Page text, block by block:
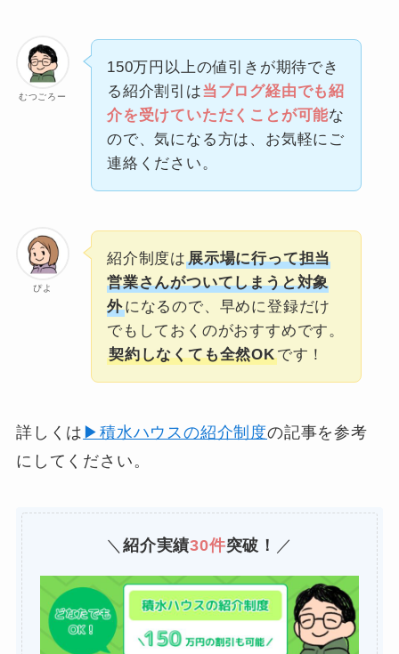
むつごろー
150万円以上の値引きが期待でき
る紹介割引は当ブログ経由でも紹
介を受けていただくことが可能な
ので、気になる方は、お気軽にご
連絡ください。
ぴよ
紹介制度は 展示場に行って担当
営業さんがついてしまうと対象
外になるので、早めに登録だけ
でもしておくのがおすすめです。
契約しなくても全然OKです！
詳しくは ▶積水ハウスの紹介制度の記事を参考
にしてください。
＼ 紹介実績30件突破！ ／